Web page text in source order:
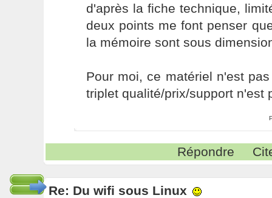
d'après la fiche technique,
deux points me font penser
la mémoire sont sous
Pour moi, ce matériel n'est
triplet qualité/prix/support n'est
Répondre
Re: Du wifi sous Linux